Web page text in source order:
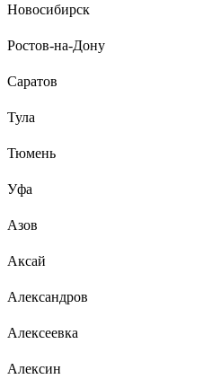
Новосибирск
Ростов-на-Дону
Саратов
Тула
Тюмень
Уфа
Азов
Аксай
Александров
Алексеевка
Алексин